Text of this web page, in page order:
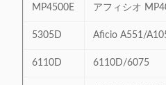
MP4500E アフィシオ
5305D Aficio A551/
6110D 6110D/6075